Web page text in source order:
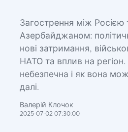
Загострення між Росією
Азербайджаном:
нові затримання,
НАТО та вплив на
небезпечна і як вона
далі.
Валерій Клочок
2025-07-02 07:30:00